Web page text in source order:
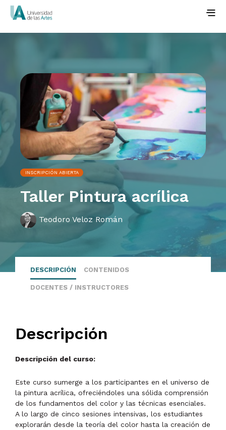
INSCRIPCIÓN ABIERTA
Taller Pintura acrílica
Teodoro Veloz Román
DESCRIPCIÓN CONTENIDOS
DOCENTES / INSTRUCTORES
Descripción
Descripción del curso:
Este curso sumerge a los participantes en el universo de
la pintura acrílica, ofreciéndoles una sólida comprensión
de los fundamentos del color y las técnicas esenciales.
A lo largo de cinco sesiones intensivas, los estudiantes
explorarán desde la teoría del color hasta la creación de